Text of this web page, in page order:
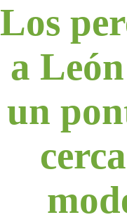
Los
a
un